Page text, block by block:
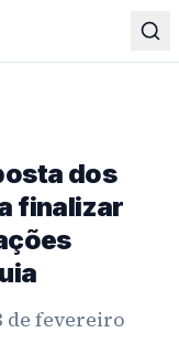
dos
finalizar
de fevereiro